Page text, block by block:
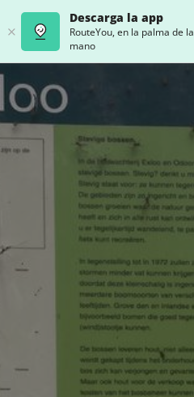
Descarga la app
RouteYou, en la palma de la
mano